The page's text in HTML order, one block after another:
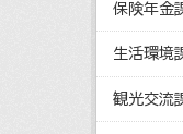
保険年金
生活環境
観光交流